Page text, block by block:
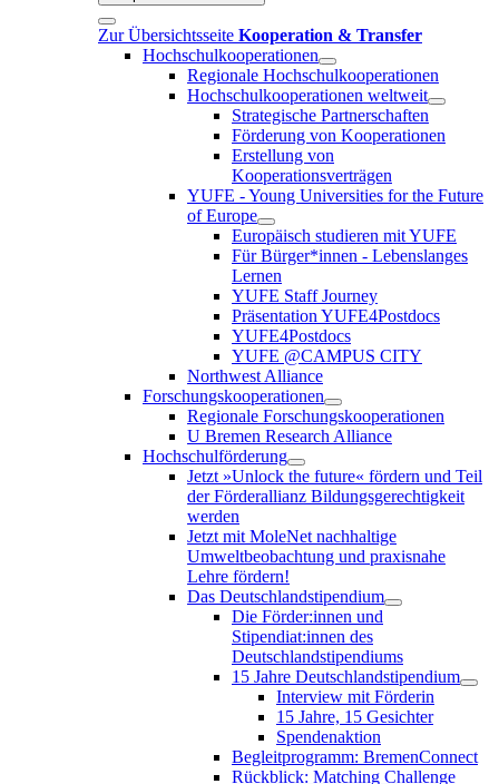
Zur Übersichtsseite Kooperation & Transfer
Hochschulkooperationen
Regionale Hochschulkooperationen
Hochschulkooperationen weltweit
Strategische Partnerschaften
Förderung von Kooperationen
Erstellung von
Kooperationsverträgen
YUFE - Young Universities for the Future
of Europe
Europäisch studieren mit YUFE
Für Bürger*innen - Lebenslanges
Lernen
YUFE Staff Journey
Präsentation YUFE4Postdocs
YUFE4Postdocs
YUFE @CAMPUS CITY
Northwest Alliance
Forschungskooperationen
Regionale Forschungskooperationen
U Bremen Research Alliance
Hochschulförderung
Jetzt »Unlock the future« fördern und Teil
der Förderallianz Bildungsgerechtigkeit
werden
Jetzt mit MoleNet nachhaltige
Umweltbeobachtung und praxisnahe
Lehre fördern!
Das Deutschlandstipendium
Die Förder:innen und
Stipendiat:innen des
Deutschlandstipendiums
15 Jahre Deutschlandstipendium
Interview mit Förderin
15 Jahre, 15 Gesichter
Spendenaktion
Begleitprogramm: BremenConnect
Rückblick: Matching Challenge